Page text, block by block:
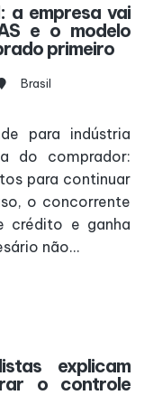
a empresa vai
e o modelo
primeiro
Brasil
para indústria
do comprador:
para continuar
o concorrente
crédito e ganha
não...
explicam
o controle